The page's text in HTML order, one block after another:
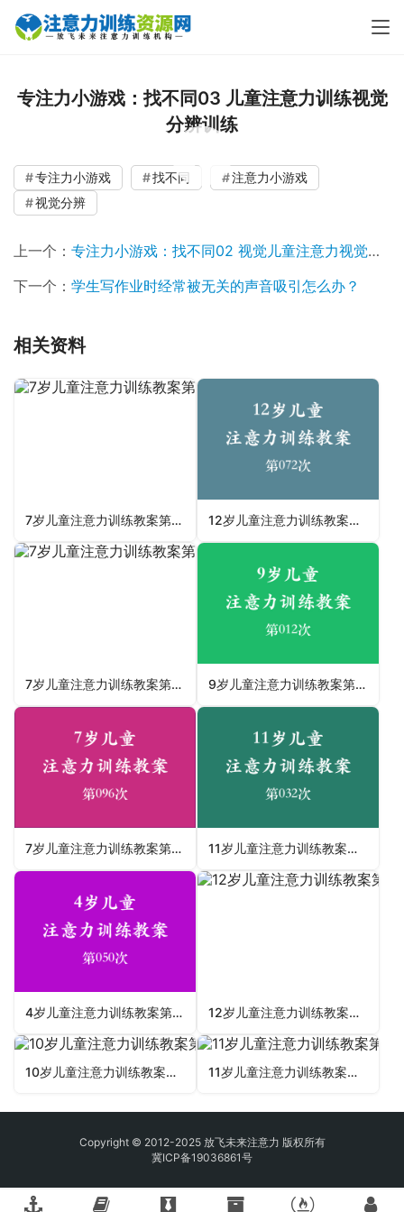
专注力小游戏：找不同03 儿童注意力训练视觉
分辨训练
专注力小游戏 找不同
注意力小游戏
视觉分辨
上一个： 专注力小游戏：找不同02 视觉儿童注意力视觉分辨能力
下一个： 学生写作业时经常被无关的声音吸引怎么办？
相关资料
7岁儿童注意力训练教案第087次 共96次 12岁儿童注意力训练教案第072次 共96次
7岁儿童注意力训练教案第069次 共96次 9岁儿童注意力训练教案第012次 共96次
7岁儿童注意力训练教案第096次 共96次 11岁儿童注意力训练教案第032次 共96次
4岁儿童注意力训练教案第050次 共96次 12岁儿童注意力训练教案第021次 共96次
10岁儿童注意力训练教案第026次 共96次 11岁儿童注意力训练教案第093次 共96次
Copyright © 2012-2025 放飞未来注意力 版权所有
冀ICP备19036861号